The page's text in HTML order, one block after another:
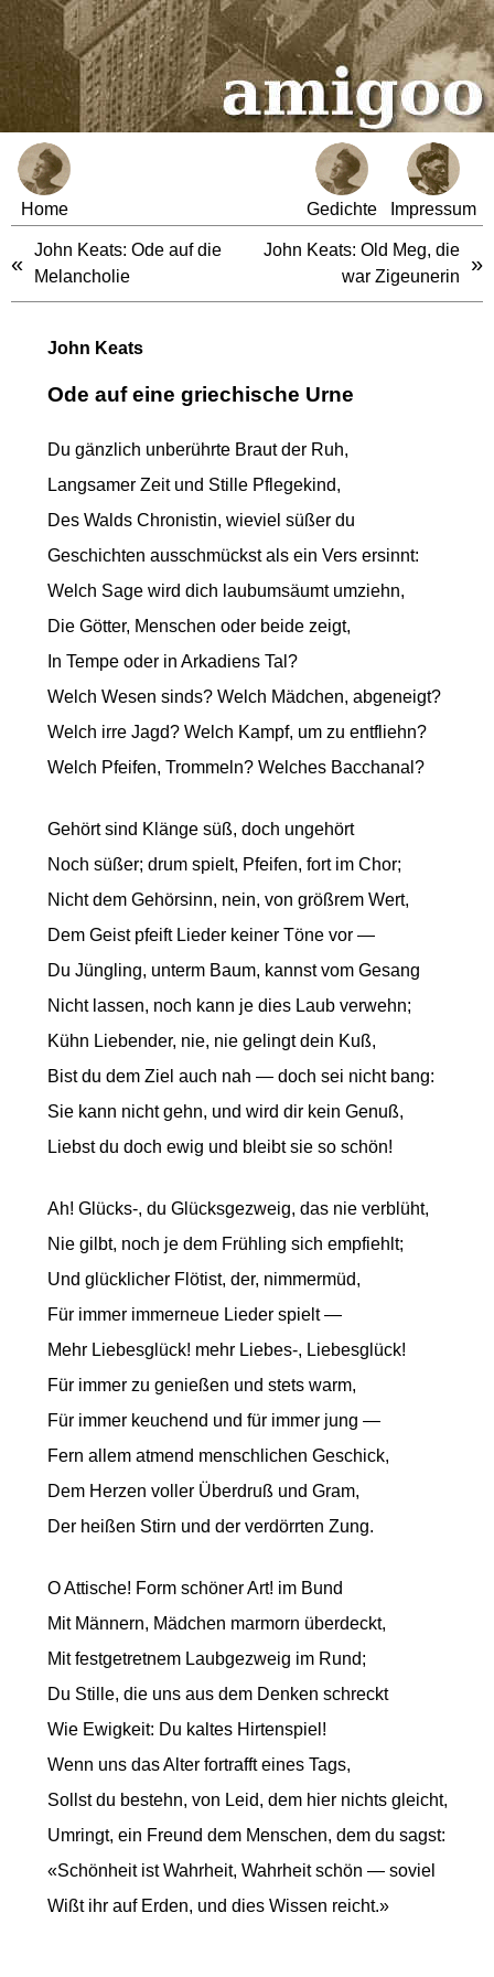
Home Gedichte Impressum
«
John Keats: Ode auf die
Melancholie
John Keats: Old Meg, die
war Zigeunerin
»
John Keats
Ode auf eine griechische Urne
Du gänzlich unberührte Braut der Ruh,
Langsamer Zeit und Stille Pflegekind,
Des Walds Chronistin, wieviel süßer du
Geschichten ausschmückst als ein Vers ersinnt:
Welch Sage wird dich laubumsäumt umziehn,
Die Götter, Menschen oder beide zeigt,
In Tempe oder in Arkadiens Tal?
Welch Wesen sinds? Welch Mädchen, abgeneigt?
Welch irre Jagd? Welch Kampf, um zu entfliehn?
Welch Pfeifen, Trommeln? Welches Bacchanal?
Gehört sind Klänge süß, doch ungehört
Noch süßer; drum spielt, Pfeifen, fort im Chor;
Nicht dem Gehörsinn, nein, von größrem Wert,
Dem Geist pfeift Lieder keiner Töne vor —
Du Jüngling, unterm Baum, kannst vom Gesang
Nicht lassen, noch kann je dies Laub verwehn;
Kühn Liebender, nie, nie gelingt dein Kuß,
Bist du dem Ziel auch nah — doch sei nicht bang:
Sie kann nicht gehn, und wird dir kein Genuß,
Liebst du doch ewig und bleibt sie so schön!
Ah! Glücks-, du Glücksgezweig, das nie verblüht,
Nie gilbt, noch je dem Frühling sich empfiehlt;
Und glücklicher Flötist, der, nimmermüd,
Für immer immerneue Lieder spielt —
Mehr Liebesglück! mehr Liebes-, Liebesglück!
Für immer zu genießen und stets warm,
Für immer keuchend und für immer jung —
Fern allem atmend menschlichen Geschick,
Dem Herzen voller Überdruß und Gram,
Der heißen Stirn und der verdörrten Zung.
O Attische! Form schöner Art! im Bund
Mit Männern, Mädchen marmorn überdeckt,
Mit festgetretnem Laubgezweig im Rund;
Du Stille, die uns aus dem Denken schreckt
Wie Ewigkeit: Du kaltes Hirtenspiel!
Wenn uns das Alter fortrafft eines Tags,
Sollst du bestehn, von Leid, dem hier nichts gleicht,
Umringt, ein Freund dem Menschen, dem du sagst:
«Schönheit ist Wahrheit, Wahrheit schön — soviel
Wißt ihr auf Erden, und dies Wissen reicht.»